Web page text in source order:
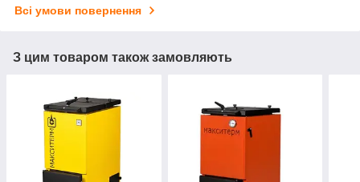
Всі умови повернення
З цим товаром також замовляють